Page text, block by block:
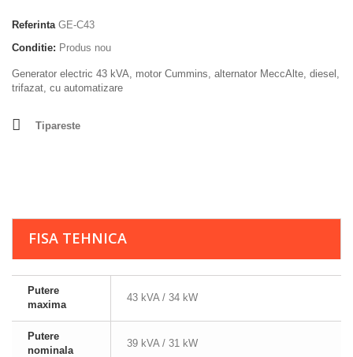
Referinta GE-C43
Conditie: Produs nou
Generator electric 43 kVA, motor Cummins, alternator MeccAlte, diesel,
trifazat, cu automatizare
Tipareste
FISA TEHNICA
Putere
maxima
43 kVA / 34 kW
Putere
nominala
39 kVA / 31 kW